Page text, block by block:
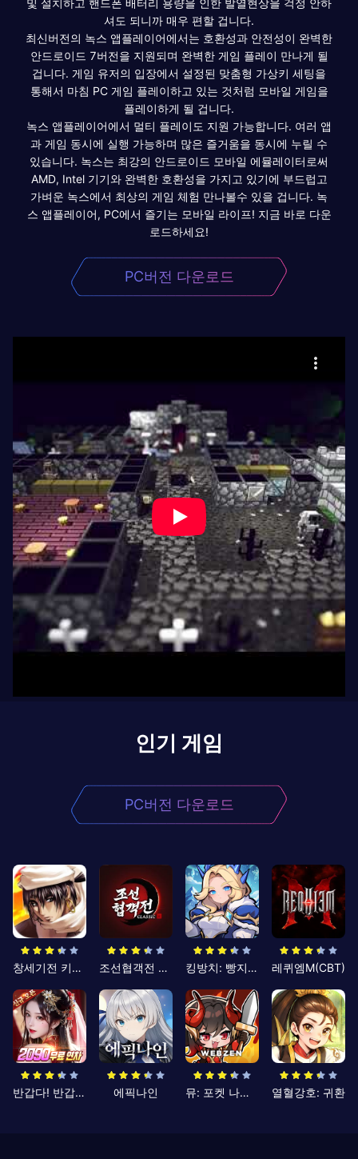
셔도 되니까 매우 편할 겁니다.
최신버전의 녹스 앱플레이어에서는 호환성과 안전성이 완벽한
안드로이드 7버전을 지원되며 완벽한 게임 플레이 만나게 될
겁니다. 게임 유저의 입장에서 설정된 맞춤형 가상키 세팅을
통해서 마침 PC 게임 플레이하고 있는 것처럼 모바일 게임을
플레이하게 될 겁니다.
녹스 앱플레이어에서 멀티 플레이도 지원 가능합니다. 여러 앱
과 게임 동시에 실행 가능하며 많은 즐거움을 동시에 누릴 수
있습니다. 녹스는 최강의 안드로이드 모바일 에뮬레이터로써
AMD, Intel 기기와 완벽한 호환성을 가지고 있기에 부드럽고
가벼운 녹스에서 최상의 게임 체험 만나볼수 있을 겁니다. 녹
스 앱플레이어, PC에서 즐기는 모바일 라이프! 지금 바로 다운
로드하세요!
PC버전 다운로드
인기 게임
PC버전 다운로드
창세기전 키우기 조선협객전 클래식 킹방치: 빵지의 제왕 레퀴엠M(CBT)
반갑다! 반갑삼국지 에픽나인 뮤: 포켓 나이츠 열혈강호: 귀환